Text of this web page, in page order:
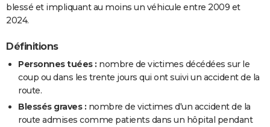
blessé et impliquant au moins un véhicule entre 2009 et
2024.
Définitions
Personnes tuées : nombre de victimes décédées sur le
coup ou dans les trente jours qui ont suivi un accident de la
route.
Blessés graves : nombre de victimes d'un accident de la
route admises comme patients dans un hôpital pendant